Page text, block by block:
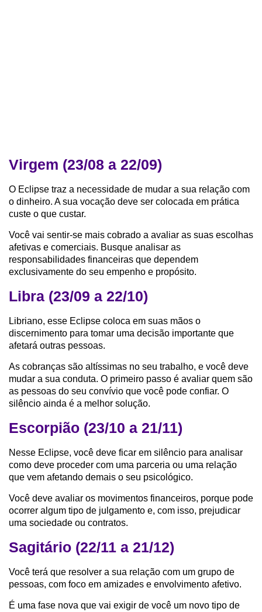
Virgem (23/08 a 22/09)
O Eclipse traz a necessidade de mudar a sua relação com
o dinheiro. A sua vocação deve ser colocada em prática
custe o que custar.
Você vai sentir-se mais cobrado a avaliar as suas escolhas
afetivas e comerciais. Busque analisar as
responsabilidades financeiras que dependem
exclusivamente do seu empenho e propósito.
Libra (23/09 a 22/10)
Libriano, esse Eclipse coloca em suas mãos o
discernimento para tomar uma decisão importante que
afetará outras pessoas.
As cobranças são altíssimas no seu trabalho, e você deve
mudar a sua conduta. O primeiro passo é avaliar quem são
as pessoas do seu convívio que você pode confiar. O
silêncio ainda é a melhor solução.
Escorpião (23/10 a 21/11)
Nesse Eclipse, você deve ficar em silêncio para analisar
como deve proceder com uma parceria ou uma relação
que vem afetando demais o seu psicológico.
Você deve avaliar os movimentos financeiros, porque pode
ocorrer algum tipo de julgamento e, com isso, prejudicar
uma sociedade ou contratos.
Sagitário (22/11 a 21/12)
Você terá que resolver a sua relação com um grupo de
pessoas, com foco em amizades e envolvimento afetivo.
É uma fase nova que vai exigir de você um novo tipo de